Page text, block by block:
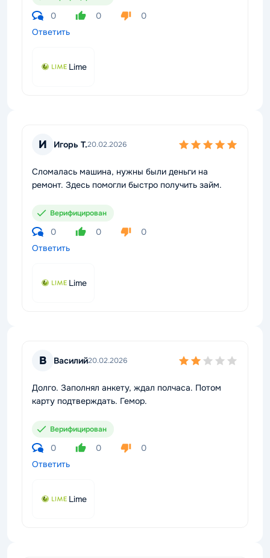
0 0
0
Ответить
Lime
И Игорь Т.20.02.2026
Сломалась машина, нужны были деньги на
ремонт. Здесь помогли быстро получить займ.
Верифицирован
0 0
0
Ответить
Lime
В Василий20.02.2026
Долго. Заполнял анкету, ждал полчаса. Потом
карту подтверждать. Гемор.
Верифицирован
0 0
0
Ответить
Lime